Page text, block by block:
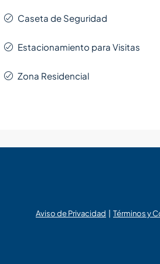
Caseta de Seguridad
Estacionamiento para Visitas
Zona Residencial
Aviso de Privacidad Términos y